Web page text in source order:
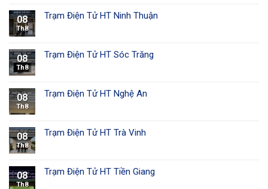
08
Th8
Trạm Điện Tử HT Ninh Thuận
08
Th8
Trạm Điện Tử HT Sóc Trăng
08
Th8
Trạm Điện Tử HT Nghệ An
08
Th8
Trạm Điện Tử HT Trà Vinh
08
Th8
Trạm Điện Tử HT Tiền Giang